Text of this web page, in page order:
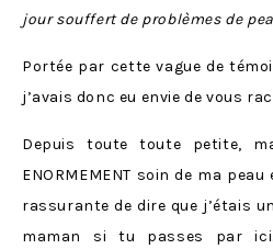
jour souffert de problèmes de
Portée par cette vague de
j’avais donc eu envie de vous
Depuis toute toute petite,
ENORMEMENT soin de ma
rassurante de dire que j’étais
maman si tu passes par